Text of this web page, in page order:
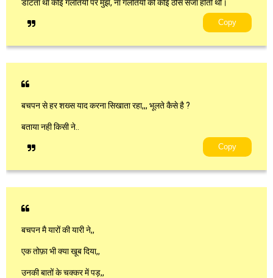
डांटता था कोई गलतियों पर मुझे, ना गलतियों की कोई ठोस सजा होती थी।
Copy
बचपन से हर शख्स याद करना सिखाता रहा,,, भूलते कैसे है ?
बताया नही किसी ने..
Copy
बचपन मै यारों की यारी ने,,
एक तोफ़ा भी क्या खूब दिया,,
उनकी बातों के चक्कर में पड़,,